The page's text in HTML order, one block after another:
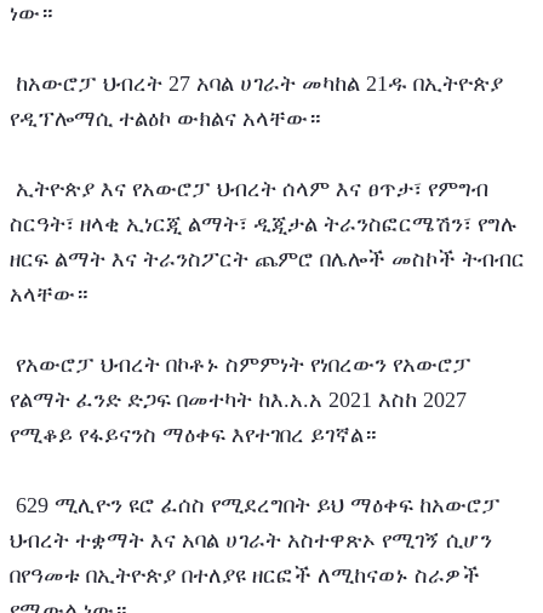
ነው።
የዲፕሎማሲ ተልዕኮ ውክልና አላቸው።
ስርዓት፣ ዘላቂ ኢነርጂ ልማት፣ ዲጂታል ትራንስፎርሜሽን፣ የግሉ
ዘርፍ ልማት እና ትራንስፖርት ጨምሮ በሌሎች መስኮች ትብብር
አላቸው።
የልማት ፈንድ ድጋፍ በመተካት ከእ.አ.አ 2021 እስከ 2027
የሚቆይ የፋይናንስ ማዕቀፍ እየተገበረ ይገኛል።
ህብረት ተቋማት እና አባል ሀገራት አስተዋጽኦ የሚገኝ ሲሆን
በየዓመቱ በኢትዮጵያ በተለያዩ ዘርፎች ለሚከናወኑ ስራዎች